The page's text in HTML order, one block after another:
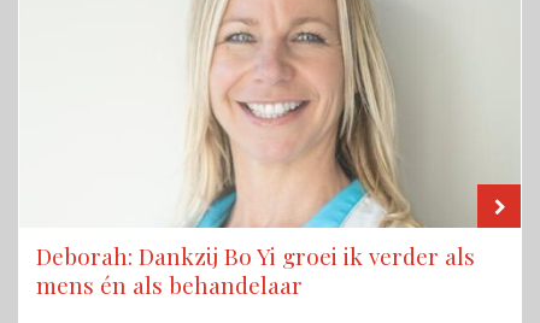
Deborah: Dankzij Bo Yi groei ik verder als
mens én als behandelaar